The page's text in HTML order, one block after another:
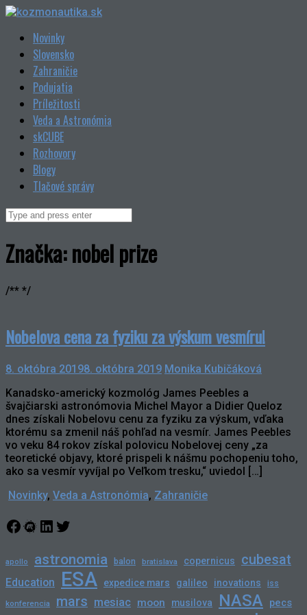
Skip
contentNovinky
Slovensko
Zahraničie
Podujatia
Príležitosti
Veda a Astronómia
skCUBE
Rozhovory
Blogy
Tlačové správy
Search
Značka:nobel prize
/** */
Nobelova cena za fyziku za výskum vesmíru!
8. októbra 20198. októbra 2019 Monika Kubičáková
Kanadsko-americký kozmológ James Peebles a
švajčiarski astronómovia Michel Mayor a Didier Queloz
dnes získali Nobelovu cenu za fyziku za výskum, vďaka
ktorému sa zmenil náš pohľad na vesmír. James Peebles
vo veku 84 rokov získal polovicu Nobelovej ceny „za
teoretické objavy, ktoré prispeli k nášmu pochopeniu toho,
ako sa vesmír vyvíjal po Veľkom tresku,“ uviedol […]
Novinky, Veda a Astronómia, Zahraničie
Facebook
Meetup
LinkedIn
Twitter
apollo astronomia balon bratislava copernicus cubesat
Education ESA expedice mars galileo inovations iss
konferencia mars mesiac moon musilova NASA pecs